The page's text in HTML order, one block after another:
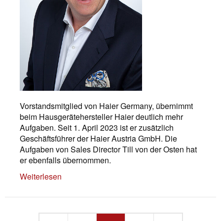
Vorstandsmitglied von Haier Germany, übernimmt
beim Hausgerätehersteller Haier deutlich mehr
Aufgaben. Seit 1. April 2023 ist er zusätzlich
Geschäftsführer der Haier Austria GmbH. Die
Aufgaben von Sales Director Till von der Osten hat
er ebenfalls übernommen.
Weiterlesen